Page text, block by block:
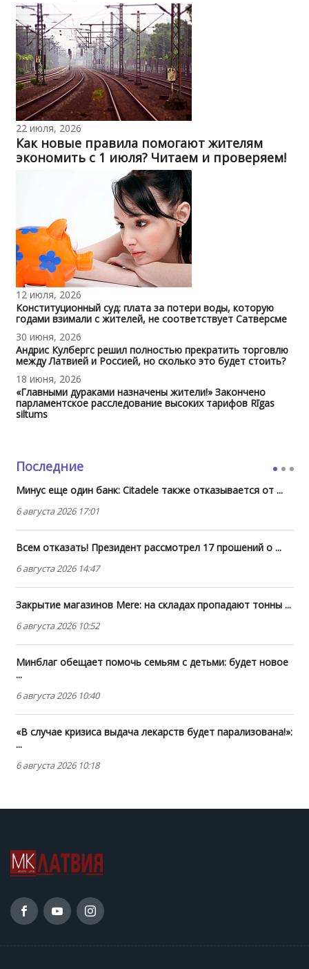
22 июля, 2026
Как новые правила помогают жителям
экономить с 1 июля? Читаем и проверяем!
12 июля, 2026
Конституционный суд: плата за потери воды, которую
годами взимали с жителей, не соответствует Сатверсме
30 июня, 2026
Андрис Кулбергс решил полностью прекратить торговлю
между Латвией и Россией, но сколько это будет стоить?
18 июня, 2026
«Главными дураками назначены жители!» Закончено
парламентское расследование высоких тарифов Rīgas
siltums
Последние
Минус еще один банк: Citadele также отказывается от ...
6 августа 2026 17:01
Всем отказать! Президент рассмотрел 17 прошений о ...
6 августа 2026 14:47
Закрытие магазинов Mere: на складах пропадают тонны ...
6 августа 2026 10:52
Минблаг обещает помочь семьям с детьми: будет новое
...
6 августа 2026 10:40
«В случае кризиса выдача лекарств будет парализована!»:
...
6 августа 2026 10:18